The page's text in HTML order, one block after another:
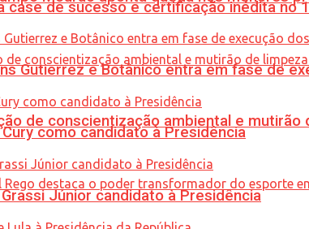
de conscientização ambiental e mutirão
case de sucesso e certificação inédita no
Gutierrez e Botânico entra em fase de
como candidato à Presidência
Júnior candidato à Presidência